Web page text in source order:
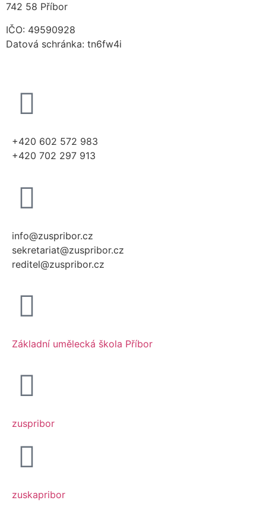
742 58 Příbor
IČO: 49590928
Datová schránka: tn6fw4i
+420 602 572 983
+420 702 297 913
info@zuspribor.cz
sekretariat@zuspribor.cz
reditel@zuspribor.cz
Základní umělecká škola Příbor
zuspribor
zuskapribor